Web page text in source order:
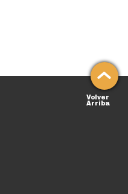
Volver
Arriba